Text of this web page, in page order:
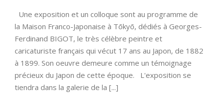
Une exposition et un colloque sont au programme de
la Maison Franco-Japonaise à Tōkyō, dédiés à Georges-
Ferdinand BIGOT, le très célèbre peintre et
caricaturiste français qui vécut 17 ans au Japon, de 1882
à 1899. Son oeuvre demeure comme un témoignage
précieux du Japon de cette époque. L'exposition se
tiendra dans la galerie de la [...]